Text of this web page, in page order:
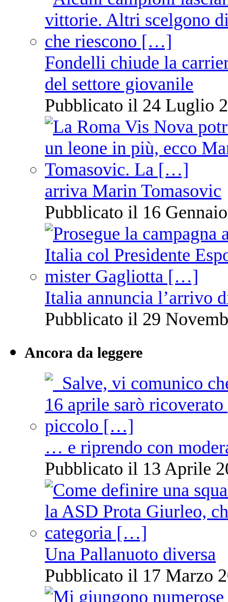
Fondelli chiude la
del settore giovanile
Pubblicato il 24 Luglio
arriva Marin Tomasovic
Pubblicato il 16
Italia annuncia l’arrivo
Pubblicato il 29
Ancora da leggere
… e riprendo con
Pubblicato il 13 Aprile
Una Pallanuoto diversa
Pubblicato il 17 Marzo